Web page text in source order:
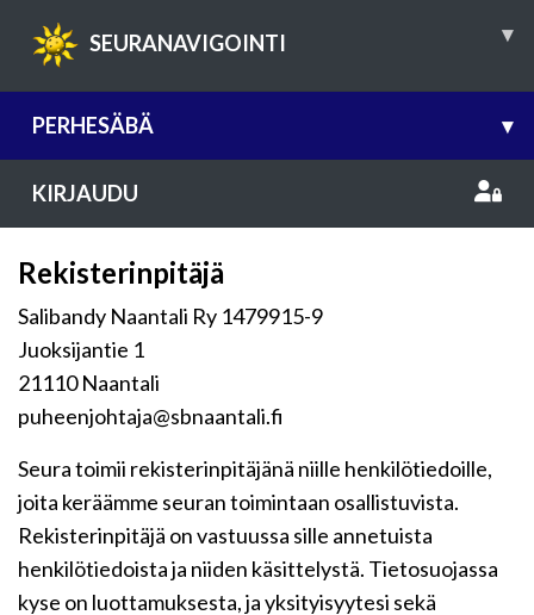
SEURANAVIGOINTI ▾
PERHESÄBÄ ▾
KIRJAUDU
Rekisterinpitäjä
Salibandy Naantali Ry 1479915-9
Juoksijantie 1
21110 Naantali
puheenjohtaja@sbnaantali.fi
Seura toimii rekisterinpitäjänä niille henkilötiedoille,
joita keräämme seuran toimintaan osallistuvista.
Rekisterinpitäjä on vastuussa sille annetuista
henkilötiedoista ja niiden käsittelystä. Tietosuojassa
kyse on luottamuksesta, ja yksityisyytesi sekä